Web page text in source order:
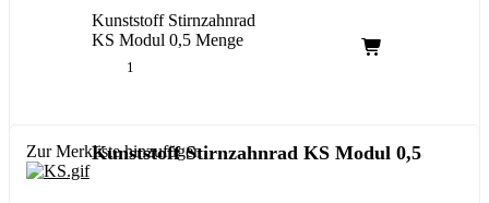
Kunststoff Stirnzahnrad
KS Modul 0,5 Menge
Zur Merkliste hinzufügen
Kunststoff Stirnzahnrad KS Modul 0,5